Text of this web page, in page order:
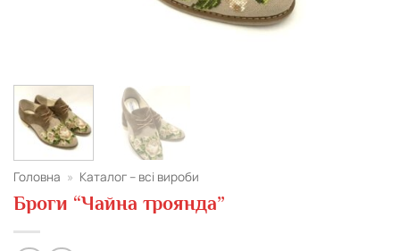
Головна » Каталог – всі вироби
Броги “Чайна троянда”